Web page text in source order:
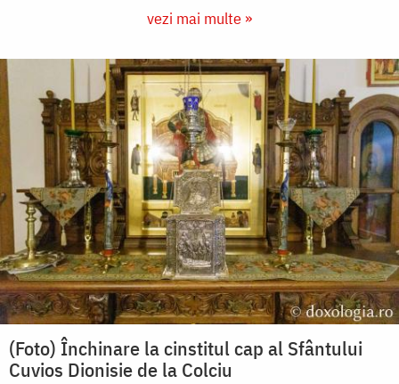
vezi mai multe »
(Foto) Închinare la cinstitul cap al Sfântului
Cuvios Dionisie de la Colciu